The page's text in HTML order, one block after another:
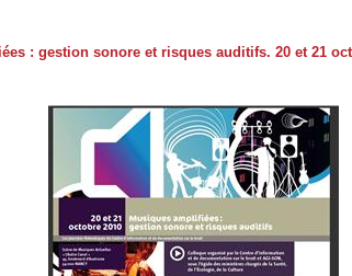
: gestion sonore et risques auditifs. 20 et 21